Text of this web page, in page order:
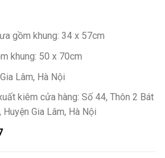
gồm khung: 34 x 57cm
khung: 50 x 70cm
Lâm, Hà Nội
kiêm cửa hàng: Số 44, Thôn 2 Bát
Huyện Gia Lâm, Hà Nội